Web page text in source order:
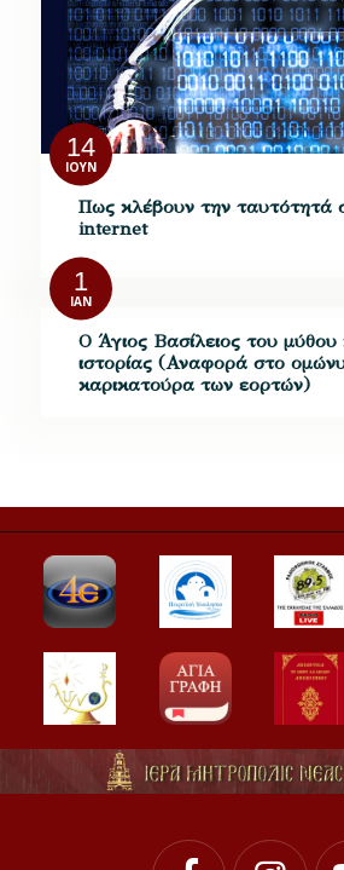
14
ΙΟΎΝ
Πως κλέβουν την ταυτότητά
internet
1
ΙΑΝ
Ο Άγιος Βασίλειος του μύθου
ιστορίας (Αναφορά στο
καρικατούρα των εορτών)